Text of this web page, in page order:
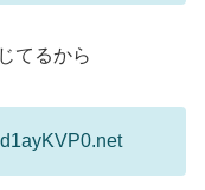
てるから